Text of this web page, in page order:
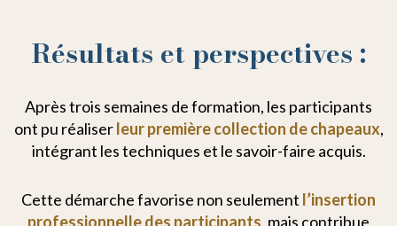
Résultats et perspectives :
Après trois semaines de formation, les participants
ont pu réaliserleur première collection de chapeaux,
intégrant les techniques et le savoir-faire acquis.
Cette démarche favorise non seulement l’insertion
professionnelle des participants, mais contribue